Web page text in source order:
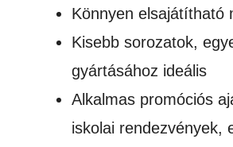
Könnyen elsajátítható
Kisebb sorozatok,
gyártásához ideális
Alkalmas promóciós
iskolai rendezvények,